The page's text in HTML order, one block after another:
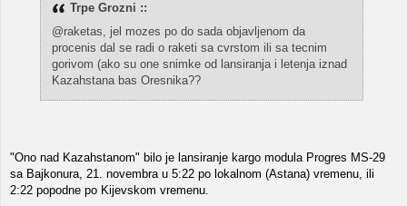
Trpe Grozni ::
@raketas, jel mozes po do sada objavljenom da
procenis dal se radi o raketi sa cvrstom ili sa tecnim
gorivom (ako su one snimke od lansiranja i letenja iznad
Kazahstana bas Oresnika??
"Ono nad Kazahstanom" bilo je lansiranje kargo modula Progres MS-29
sa Bajkonura, 21. novembra u 5:22 po lokalnom (Astana) vremenu, ili
2:22 popodne po Kijevskom vremenu.